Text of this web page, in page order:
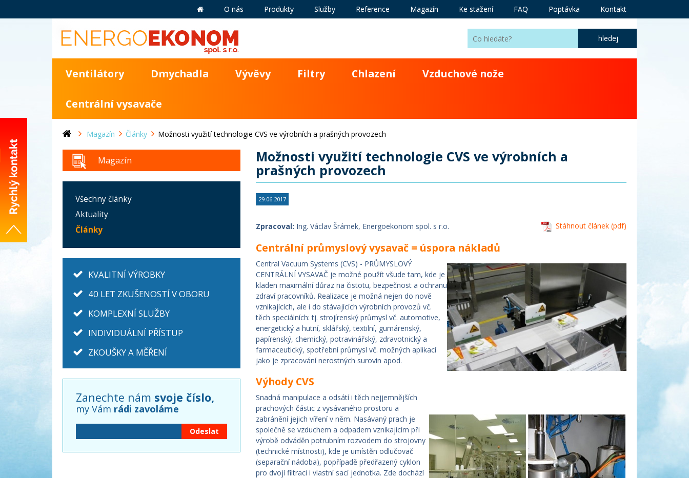
+420 281 981 055
info@energoekonom.cz
Wolkerova 433
CZ-250 82 Úvaly
O nás Produkty Služby Reference Magazín Ke stažení FAQ Poptávka Kontakt
Ventilátory Dmychadla Vývěvy Filtry Chlazení Vzduchové nože
Centrální vysavače
Magazín Články Možnosti využití technologie CVS ve výrobních a prašných provozech
Možnosti využití technologie CVS ve výrobních a
prašných provozech
29.06.2017
Zpracoval: Ing. Václav Šrámek, Energoekonom spol. s r.o. Stáhnout článek (pdf)
Centrální průmyslový vysavač = úspora nákladů
Central Vacuum Systems (CVS) - PRŮMYSLOVÝ
CENTRÁLNÍ VYSAVAČ je možné použít všude tam, kde je
kladen maximální důraz na čistotu, bezpečnost a ochranu
zdraví pracovníků. Realizace je možná nejen do nově
vznikajících, ale i do stávajících výrobních provozů vč.
těch speciálních: tj. strojírenský průmysl vč. automotive,
energetický a hutní, sklářský, textilní, gumárenský,
papírenský, chemický, potravinářský, zdravotnický a
farmaceutický, spotřební průmysl vč. možných aplikací
jako je zpracování nerostných surovin apod.
Výhody CVS
Snadná manipulace a odsátí i těch nejjemnějších
prachových částic z vysávaného prostoru a
zabránění jejich víření v něm. Nasávaný prach je
společně se vzduchem a odpadem vznikajícím při
výrobě odváděn potrubním rozvodem do strojovny
(technické místnosti), kde je umístěn odlučovač
(separační nádoba), popřípadě předřazený cyklon
pro dvojí filtraci i vlastní sací jednotka. Zde dochází
Magazín
Všechny články
Aktuality
Články
KVALITNÍ VÝROBKY
40 LET ZKUŠENOSTÍ V OBORU
KOMPLEXNÍ SLUŽBY
INDIVIDUÁLNÍ PŘÍSTUP
ZKOUŠKY A MĚŘENÍ
Zanechte nám svoje číslo,
my Vám rádi zavoláme